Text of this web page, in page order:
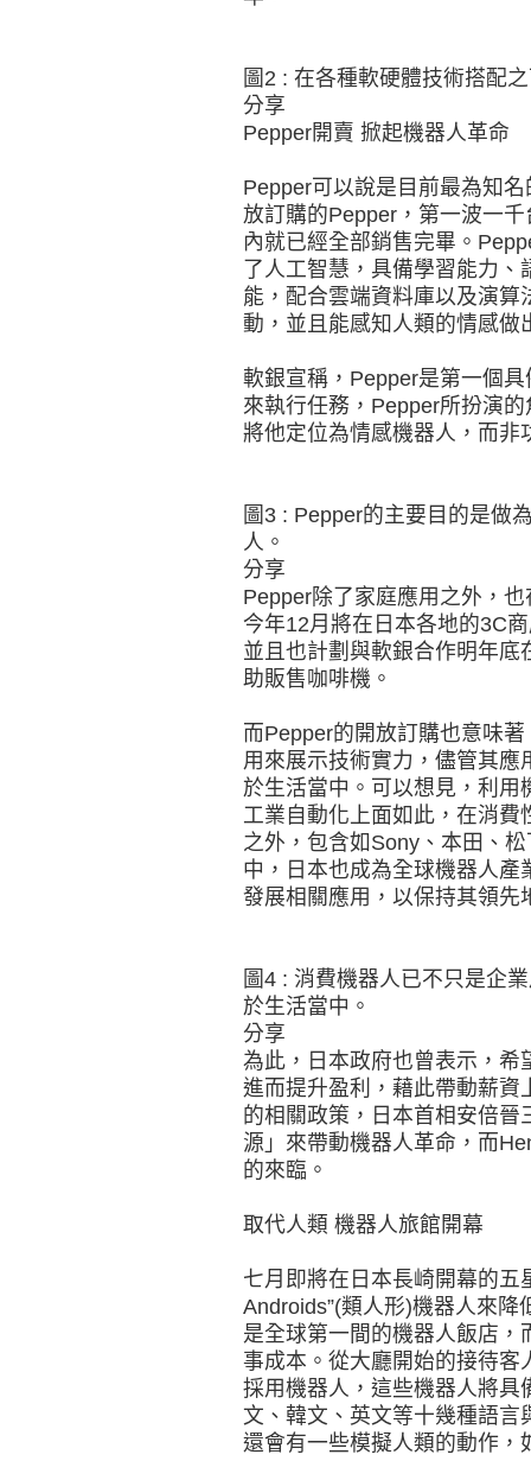
圖2 : 在各種軟硬體技術搭配
分享
Pepper開賣 掀起機器人革命
Pepper可以說是目前最為知
放訂購的Pepper，第一波一
內就已經全部銷售完畢。
了人工智慧，具備學習能力
能，配合雲端資料庫以及演
動，並且能感知人類的情感做
軟銀宣稱，Pepper是第一個
來執行任務，Pepper所扮演
將他定位為情感機器人，而非
圖3 : Pepper的主要目的是做
人。
分享
Pepper除了家庭應用之外，
今年12月將在日本各地的3C
並且也計劃與軟銀合作明年
助販售咖啡機。
而Pepper的開放訂購也意味
用來展示技術實力，儘管其
於生活當中。可以想見，利用
工業自動化上面如此，在消
之外，包含如Sony、本田、
中，日本也成為全球機器人
發展相關應用，以保持其領先
圖4 : 消費機器人已不只是企
於生活當中。
分享
為此，日本政府也曾表示，希
進而提升盈利，藉此帶動薪資
的相關政策，日本首相安倍
源」來帶動機器人革命，而
的來臨。
取代人類 機器人旅館開幕
七月即將在日本長崎開幕的五
Androids”(類人形)機器人來
是全球第一間的機器人飯店
事成本。從大廳開始的接待客
採用機器人，這些機器人將具
文、韓文、英文等十幾種語言
還會有一些模擬人類的動作，